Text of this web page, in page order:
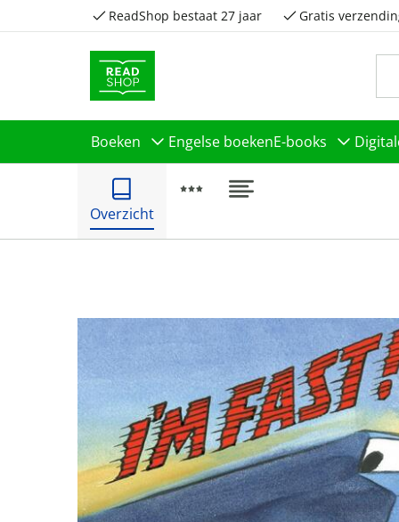
ReadShop bestaat 27 jaar Gratis
Boeken Engelse boekenE-books
Overzicht